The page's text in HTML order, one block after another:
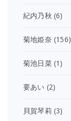
紀内乃秋 (6)
菊地姫奈 (156)
菊池日菜(1)
要あい (2)
貝賀琴莉 (3)